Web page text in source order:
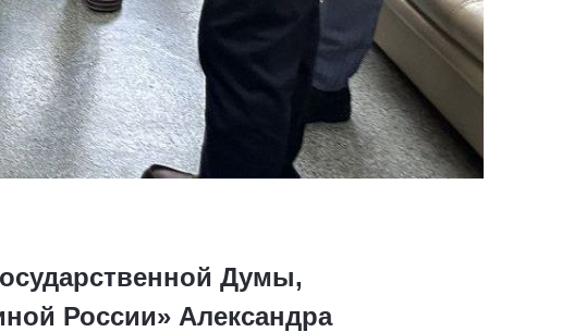
Думы,
России» Александра